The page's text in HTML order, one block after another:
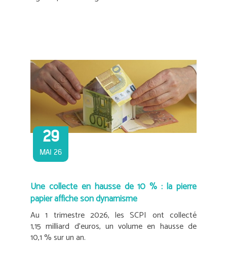
29
MAI 26
Une collecte en hausse de 10 % : la pierre
papier affiche son dynamisme
Au 1 trimestre 2026, les SCPI ont collecté
1,15 milliard d’euros, un volume en hausse de
10,1 % sur un an.